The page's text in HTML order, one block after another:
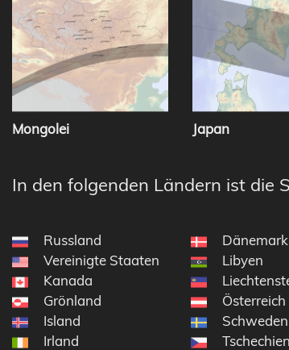
Mongolei Japan
In den folgenden Ländern ist die
Russland
Vereinigte Staaten
Kanada
Grönland
Island
Irland
Dänemark
Libyen
Österreich
Schweden
Tschechien